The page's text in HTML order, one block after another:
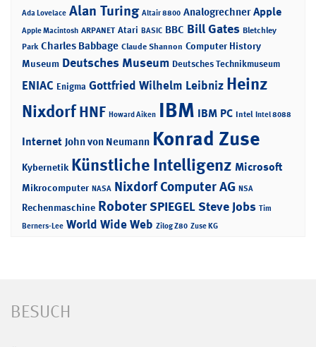
Ada Lovelace Alan Turing Altair 8800 Analogrechner Apple
Apple Macintosh ARPANET Atari BASIC BBC Bill Gates Bletchley
Park Charles Babbage Claude Shannon Computer History
Museum Deutsches Museum Deutsches Technikmuseum
ENIAC Enigma Gottfried Wilhelm Leibniz Heinz
NixdorfHNF Howard Aiken IBM IBM PC Intel Intel 8088
Internet John von Neumann Konrad Zuse
Kybernetik Künstliche Intelligenz Microsoft
Mikrocomputer NASA Nixdorf Computer AG NSA
Rechenmaschine RoboterSPIEGELSteve Jobs Tim
Berners-Lee World Wide Web Zilog Z80 Zuse KG
BESUCH